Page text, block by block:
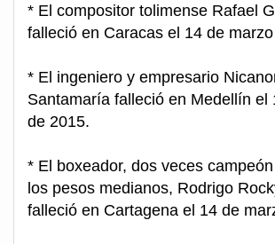
* El compositor tolimense Rafael
falleció en Caracas el 14 de
* El ingeniero y empresario
Santamaría falleció en Medellín el
de 2015.
* El boxeador, dos veces
los pesos medianos, Rodrigo
falleció en Cartagena el 14 de